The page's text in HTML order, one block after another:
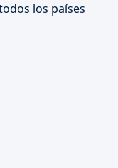
los países